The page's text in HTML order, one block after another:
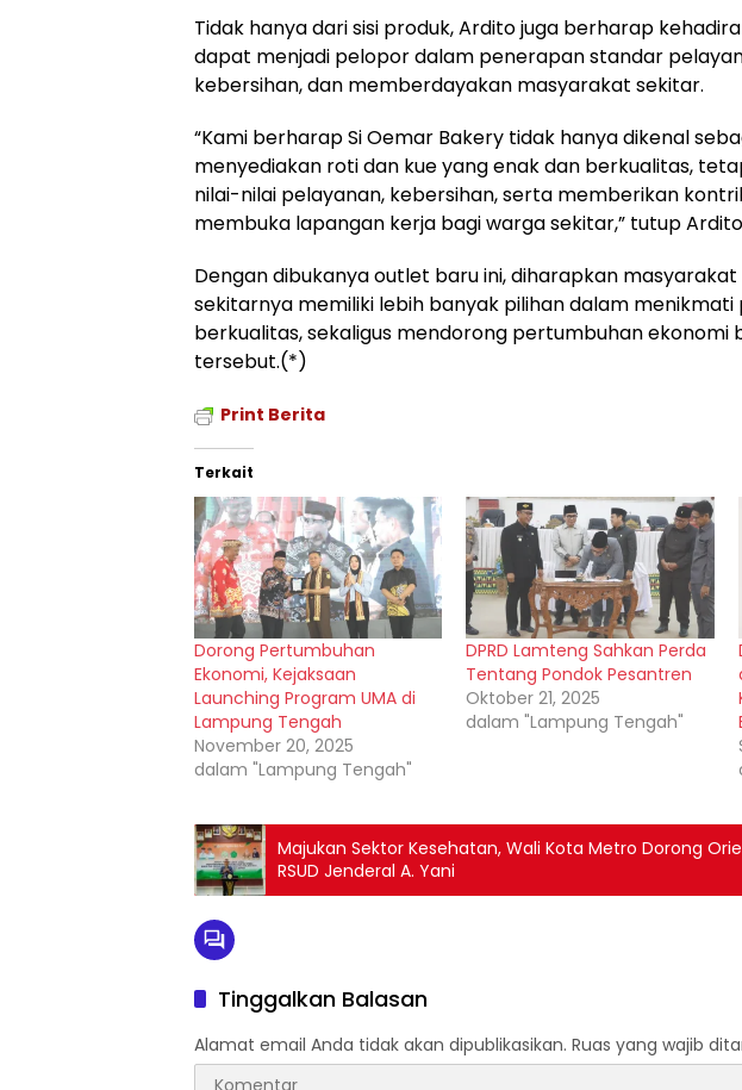
Tidak hanya dari sisi produk, Ardito juga berharap
dapat menjadi pelopor dalam penerapan standar
kebersihan, dan memberdayakan masyarakat sekitar.
“Kami berharap Si Oemar Bakery tidak hanya dikenal
menyediakan roti dan kue yang enak dan berkualitas,
nilai-nilai pelayanan, kebersihan, serta memberikan
membuka lapangan kerja bagi warga sekitar,” tutup
Dengan dibukanya outlet baru ini, diharapkan
sekitarnya memiliki lebih banyak pilihan dalam menikmati
berkualitas, sekaligus mendorong pertumbuhan ekonomi
tersebut.(*)
Print Berita
Terkait
Dorong Pertumbuhan
Ekonomi, Kejaksaan
Launching Program UMA di
Lampung Tengah
November 20, 2025
dalam "Lampung Tengah"
DPRD Lamteng Sahkan Perda
Tentang Pondok Pesantren
Oktober 21, 2025
dalam "Lampung Tengah"
Majukan Sektor Kesehatan, Wali Kota Metro Dorong
RSUD Jenderal A. Yani
Tinggalkan Balasan
Alamat email Anda tidak akan dipublikasikan. Ruas yang wajib